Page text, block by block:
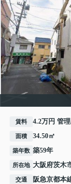
賃料 4.2万円 管
面積 34.50㎡
築年数 築59年
所在地 大阪府茨木
交通 阪急京都本